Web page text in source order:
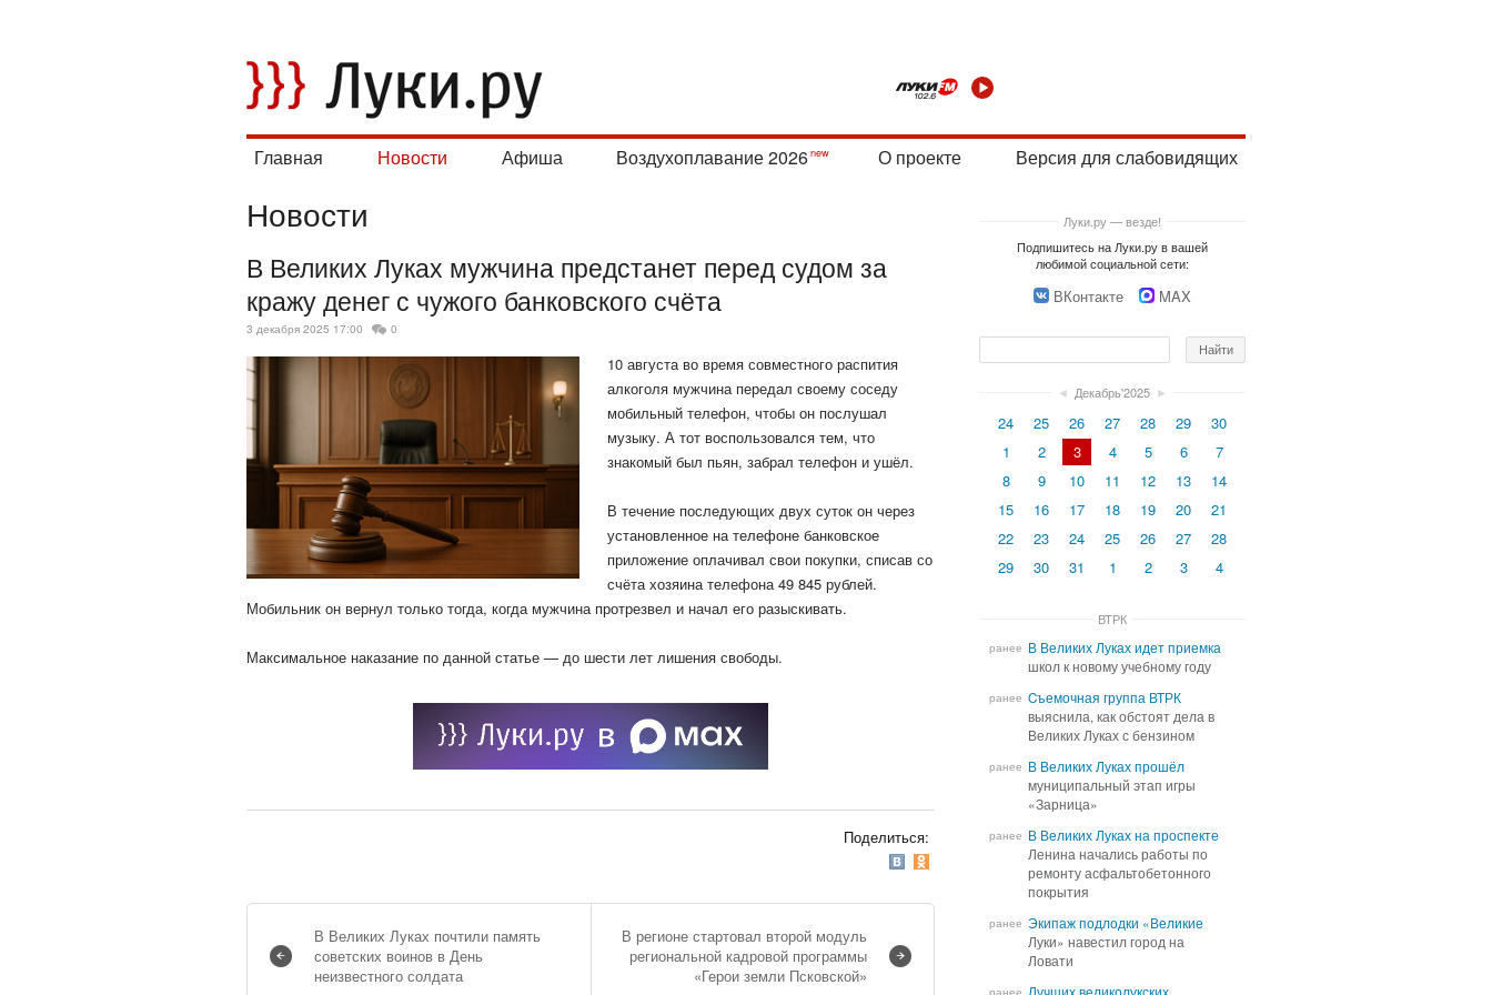
Главная Новости Афиша Воздухоплавание 2026 О проекте Версия для слабовидящих
Новости
В Великих Луках мужчина предстанет перед судом за
кражу денег с чужого банковского счёта
3 декабря 2025 17:00 0
10 августа во время совместного распития
алкоголя мужчина передал своему соседу
мобильный телефон, чтобы он послушал
музыку. А тот воспользовался тем, что
знакомый был пьян, забрал телефон и ушёл.
В течение последующих двух суток он через
установленное на телефоне банковское
приложение оплачивал свои покупки, списав со
счёта хозяина телефона 49 845 рублей.
Мобильник он вернул только тогда, когда мужчина протрезвел и начал его разыскивать.
Максимальное наказание по данной статье — до шести лет лишения свободы.
Поделиться:
В Великих Луках почтили память
советских воинов в День
неизвестного солдата
В регионе стартовал второй модуль
региональной кадровой программы
«Герои земли Псковской»
Луки.ру — везде!
Подпишитесь на Луки.ру в вашей
любимой социальной сети:
ВКонтакте MAX
◄ Декабрь'2025 ►
24 25 26 27 28 29
30
1
2 3 4 5 6
7
8
9 10 11 12 13
14
15
16 17 18 19 20
21
22
23 24 25 26 27
28
29
30 31 1 2 3 4
ВТРК
ранее В Великих Луках идет приемка
школ к новому учебному году
В Великих Луках идет приемка
школ к новому учебному году
ранее Cъемочная группа ВТРК
выяснила, как обстоят дела в
Великих Луках с бензином
Cъемочная группа ВТРК
выяснила, как обстоят дела в
Великих Луках с бензином
ранее В Великих Луках прошёл
муниципальный этап игры
«Зарница»
В Великих Луках прошёл
муниципальный этап игры
«Зарница»
ранее В Великих Луках на проспекте
Ленина начались работы по
ремонту асфальтобетонного
покрытия
В Великих Луках на проспекте
Ленина начались работы по
ремонту асфальтобетонного
покрытия
ранее Экипаж подлодки «Великие
Луки» навестил город на
Ловати
Экипаж подлодки «Великие
Луки» навестил город на
Ловати
ранее Лучших великолукских
Лучших великолукских